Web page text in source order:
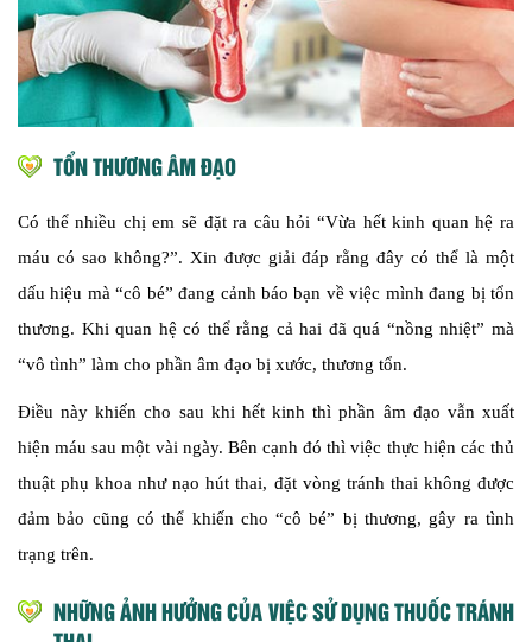
TỔN THƯƠNG ÂM ĐẠO
Có thể nhiều chị em sẽ đặt ra câu hỏi “Vừa hết kinh quan hệ ra
máu có sao không?”. Xin được giải đáp rằng đây có thể là một
dấu hiệu mà “cô bé” đang cảnh báo bạn về việc mình đang bị tổn
thương. Khi quan hệ có thể rằng cả hai đã quá “nồng nhiệt” mà
“vô tình” làm cho phần âm đạo bị xước, thương tổn.
Điều này khiến cho sau khi hết kinh thì phần âm đạo vẫn xuất
hiện máu sau một vài ngày. Bên cạnh đó thì việc thực hiện các thủ
thuật phụ khoa như nạo hút thai, đặt vòng tránh thai không được
đảm bảo cũng có thể khiến cho “cô bé” bị thương, gây ra tình
trạng trên.
NHỮNG ẢNH HƯỞNG CỦA VIỆC SỬ DỤNG THUỐC TRÁNH